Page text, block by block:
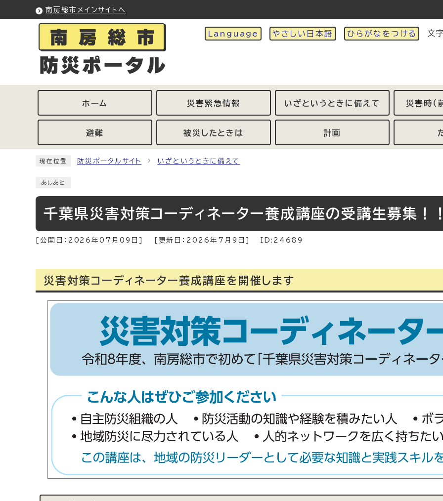
ページの先頭です南房総市メインサイトへ
Language やさしい日本語 ひらがなをつける 文
ホーム 災害緊急情報 いざというときに備えて 災害時（
避難 被災したときは 計画
現在位置 防災ポータルサイト いざというときに備えて
あしあと
千葉県災害対策コーディネーター養成講座の受講生募集！！
[公開日： 2026年07月09日 ] [更新日： 2026年7月9日 ] ID:24689
災害対策コーディネーター養成講座を開催します